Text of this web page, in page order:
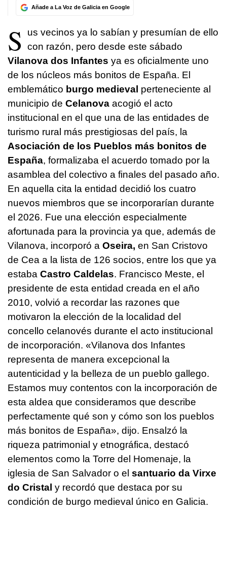
Añade a La Voz de Galicia en Google
S
us vecinos ya lo sabían y presumían de ello
con razón, pero desde este sábado
Vilanova dos Infantes ya es oficialmente uno
de los núcleos más bonitos de España. El
emblemático burgo medieval perteneciente al
municipio de Celanova acogió el acto
institucional en el que una de las entidades de
turismo rural más prestigiosas del país, la
Asociación de los Pueblos más bonitos de
España, formalizaba el acuerdo tomado por la
asamblea del colectivo a finales del pasado año.
En aquella cita la entidad decidió los cuatro
nuevos miembros que se incorporarían durante
el 2026. Fue una elección especialmente
afortunada para la provincia ya que, además de
Vilanova, incorporó a Oseira, en San Cristovo
de Cea a la lista de 126 socios, entre los que ya
estaba Castro Caldelas. Francisco Meste, el
presidente de esta entidad creada en el año
2010, volvió a recordar las razones que
motivaron la elección de la localidad del
concello celanovés durante el acto institucional
de incorporación. «Vilanova dos Infantes
representa de manera excepcional la
autenticidad y la belleza de un pueblo gallego.
Estamos muy contentos con la incorporación de
esta aldea que consideramos que describe
perfectamente qué son y cómo son los pueblos
más bonitos de España», dijo. Ensalzó la
riqueza patrimonial y etnográfica, destacó
elementos como la Torre del Homenaje, la
iglesia de San Salvador o el santuario da Virxe
do Cristal y recordó que destaca por su
condición de burgo medieval único en Galicia.